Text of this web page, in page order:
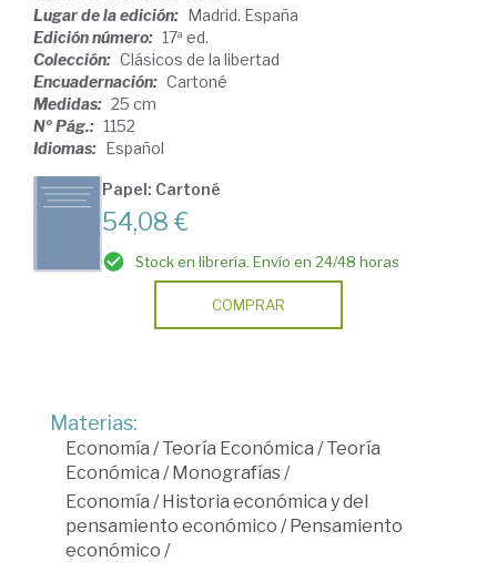
Lugar de la edición: Madrid. España
Edición número: 17ª ed.
Colección: Clásicos de la libertad
Encuadernación: Cartoné
Medidas: 25 cm
Nº Pág.: 1152
Idiomas: Español
Papel: Cartoné
54,08 €
Stock en librería. Envío en 24/48 horas
COMPRAR
Materias:
Economía /Teoría Económica /Teoría
Económica /Monografías /
Economía /Historia económica y del
pensamiento económico /Pensamiento
económico /